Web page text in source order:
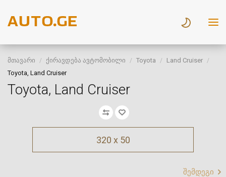
მთავარი ქირავდება ავტომობილი Toyota
Land Cruiser
Toyota, Land Cruiser
Toyota, Land Cruiser
320 x 50
შემდეგი